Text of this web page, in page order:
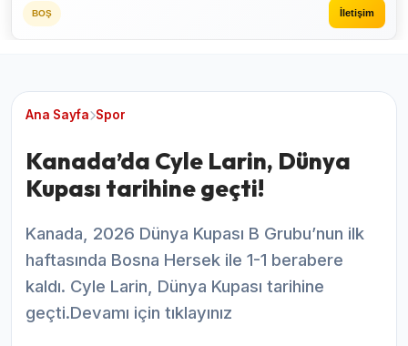
BOŞ İletişim
Ana Sayfa Spor
Kanada’da Cyle Larin, Dünya
Kupası tarihine geçti!
Kanada, 2026 Dünya Kupası B Grubu’nun ilk
haftasında Bosna Hersek ile 1-1 berabere
kaldı. Cyle Larin, Dünya Kupası tarihine
geçti.Devamı için tıklayınız